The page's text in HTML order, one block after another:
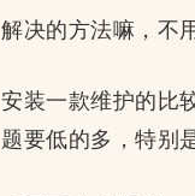
解决的方法嘛，不
安装一款维护的比
题要低的多，特别